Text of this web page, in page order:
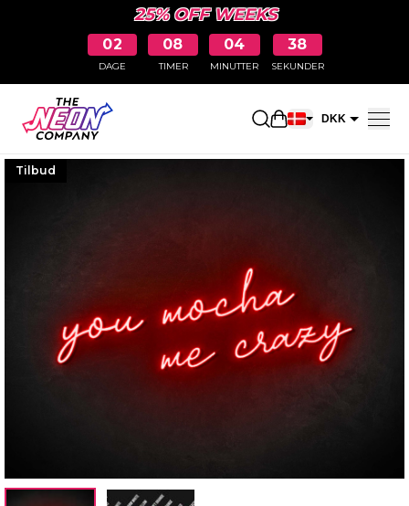
25% OFF WEEKS
02
DAGE
08
TIMER
04
MINUTTER
37
SEKUNDER
Åbn DKK
Tilbud